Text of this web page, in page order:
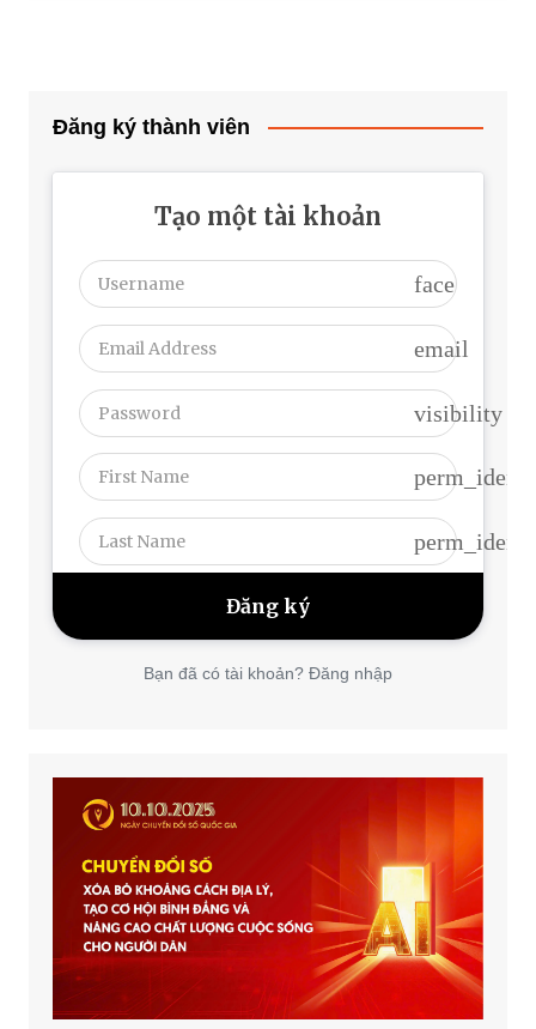
Đăng ký thành viên
Tạo một tài khoản
face
email
visibility
Bạn đã có tài khoản? Đăng nhập